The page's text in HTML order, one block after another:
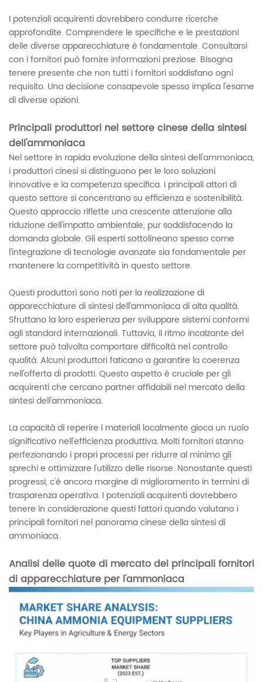
I potenziali acquirenti dovrebbero condurre ricerche
approfondite. Comprendere le specifiche e le prestazioni
delle diverse apparecchiature è fondamentale. Consultarsi
con i fornitori può fornire informazioni preziose. Bisogna
tenere presente che non tutti i fornitori soddisfano ogni
requisito. Una decisione consapevole spesso implica l'esame
di diverse opzioni.
Principali produttori nel settore cinese della sintesi
dell'ammoniaca
Nel settore in rapida evoluzione della sintesi dell'ammoniaca,
i produttori cinesi si distinguono per le loro soluzioni
innovative e la competenza specifica. I principali attori di
questo settore si concentrano su efficienza e sostenibilità.
Questo approccio riflette una crescente attenzione alla
riduzione dell'impatto ambientale, pur soddisfacendo la
domanda globale. Gli esperti sottolineano spesso come
l'integrazione di tecnologie avanzate sia fondamentale per
mantenere la competitività in questo settore.
Questi produttori sono noti per la realizzazione di
apparecchiature di sintesi dell'ammoniaca di alta qualità.
Sfruttano la loro esperienza per sviluppare sistemi conformi
agli standard internazionali. Tuttavia, il ritmo incalzante del
settore può talvolta comportare difficoltà nel controllo
qualità. Alcuni produttori faticano a garantire la coerenza
nell'offerta di prodotti. Questo aspetto è cruciale per gli
acquirenti che cercano partner affidabili nel mercato della
sintesi dell'ammoniaca.
La capacità di reperire i materiali localmente gioca un ruolo
significativo nell'efficienza produttiva. Molti fornitori stanno
perfezionando i propri processi per ridurre al minimo gli
sprechi e ottimizzare l'utilizzo delle risorse. Nonostante questi
progressi, c'è ancora margine di miglioramento in termini di
trasparenza operativa. I potenziali acquirenti dovrebbero
tenere in considerazione questi fattori quando valutano i
principali fornitori nel panorama cinese della sintesi di
ammoniaca.
Analisi delle quote di mercato dei principali fornitori
di apparecchiature per l'ammoniaca